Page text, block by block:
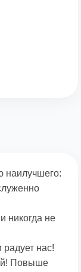
наилучшего:
никогда не
нас!
Повыше